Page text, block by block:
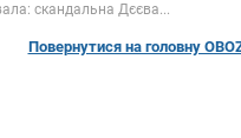
скандальна Дєєва...
Повернутися на головну